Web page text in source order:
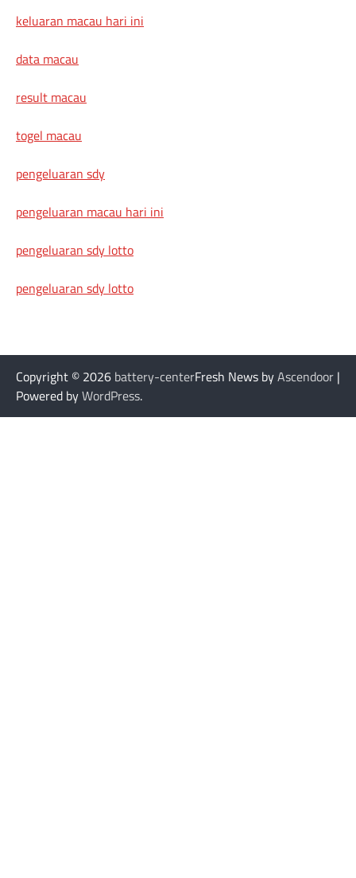
keluaran macau hari ini
data macau
result macau
togel macau
pengeluaran sdy
pengeluaran macau hari ini
pengeluaran sdy lotto
pengeluaran sdy lotto
Copyright © 2026 battery-centerFresh News byAscendoor |
Powered byWordPress.